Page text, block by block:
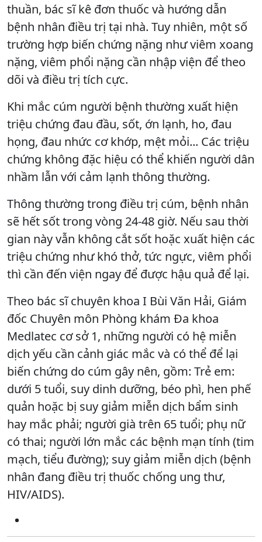
thuần, bác sĩ kê đơn thuốc và hướng dẫn
bệnh nhân điều trị tại nhà. Tuy nhiên, một số
trường hợp biến chứng nặng như viêm xoang
nặng, viêm phổi nặng cần nhập viện để theo
dõi và điều trị tích cực.
Khi mắc cúm người bệnh thường xuất hiện
triệu chứng đau đầu, sốt, ớn lạnh, ho, đau
họng, đau nhức cơ khớp, mệt mỏi... Các triệu
chứng không đặc hiệu có thể khiến người dân
nhầm lẫn với cảm lạnh thông thường.
Thông thường trong điều trị cúm, bệnh nhân
sẽ hết sốt trong vòng 24-48 giờ. Nếu sau thời
gian này vẫn không cắt sốt hoặc xuất hiện các
triệu chứng như khó thở, tức ngực, viêm phổi
thì cần đến viện ngay để được hậu quả để lại.
Theo bác sĩ chuyên khoa I Bùi Văn Hải, Giám
đốc Chuyên môn Phòng khám Đa khoa
Medlatec cơ sở 1, những người có hệ miễn
dịch yếu cần cảnh giác mắc và có thể để lại
biến chứng do cúm gây nên, gồm: Trẻ em:
dưới 5 tuổi, suy dinh dưỡng, béo phì, hen phế
quản hoặc bị suy giảm miễn dịch bẩm sinh
hay mắc phải; người già trên 65 tuổi; phụ nữ
có thai; người lớn mắc các bệnh mạn tính (tim
mạch, tiểu đường); suy giảm miễn dịch (bệnh
nhân đang điều trị thuốc chống ung thư,
HIV/AIDS).